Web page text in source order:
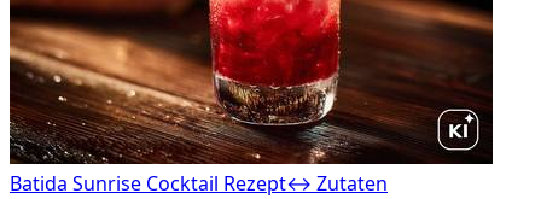
Batida Sunrise Cocktail Rezept↔ Zutaten